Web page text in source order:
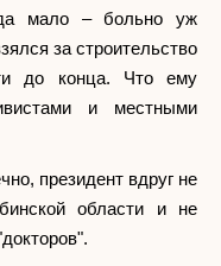
мало – больно уж
за строительство
до конца. Что ему
и местными
президент вдруг не
области и не